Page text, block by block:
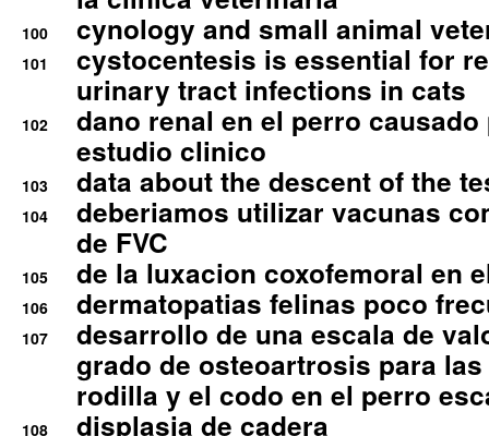
100 cynology and small animal
101
cystocentesis is essential for
urinary tract infections in cats
102
dano renal en el perro
estudio clinico
103 data about the descent of the
104
deberiamos utilizar vacunas
de FVC
105 de la luxacion coxofemoral en
106 dermatopatias felinas poco
107
desarrollo de una escala de
grado de osteoartrosis para
rodilla y el codo en el perro
108 displasia de cadera